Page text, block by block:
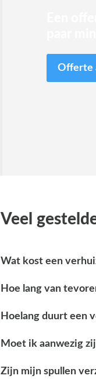
Offerte
Veel
Wat kost een
Hoe lang van
Hoelang duurt een
Moet ik aanwezig
Zijn mijn spullen